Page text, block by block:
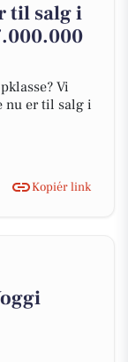
til salg i
Vi
nu er til salg i
Kopiér link